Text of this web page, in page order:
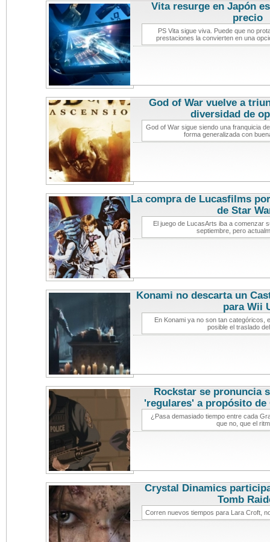
Vita resurge en Japón
precio
PS Vita sigue viva. Puede que no
prestaciones la convierten en una
God of War vuelve a
diversidad de
God of War sigue siendo una franquicia
forma generalizada con
La compra de Lucasfilms
de Star
El juego de LucasArts iba a comenzar
septiembre, pero
Konami no descarta un
para Wii
En Konami ya no son tan categóricos,
posible el traslado
Rockstar se pronuncia
'regulares' a propósito de
¿Pasa demasiado tiempo entre cada
que no, que el
Crystal Dinamics
Tomb
Corren nuevos tiempos para Lara Croft,